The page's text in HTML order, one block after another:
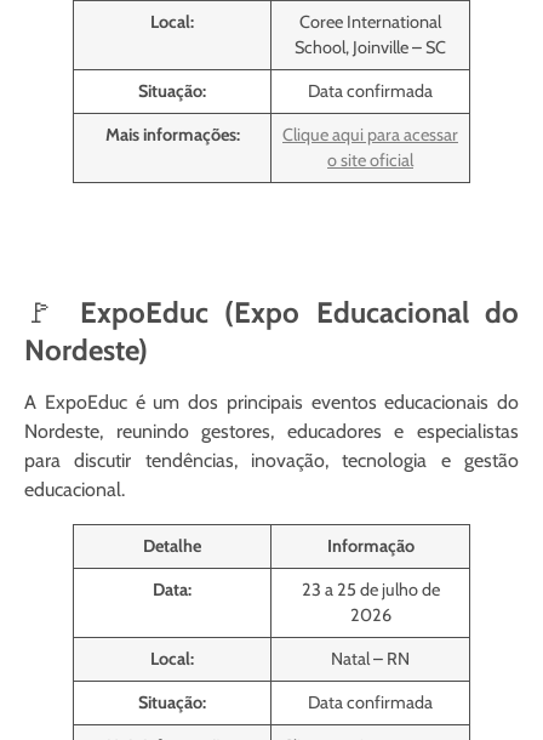
Local:
Coree International
School, Joinville – SC
Situação:
Data confirmada
Mais informações:
Clique aqui para acessar
o site oficial
🚩 ExpoEduc (Expo Educacional do
Nordeste)
A ExpoEduc é um dos principais eventos educacionais do
Nordeste, reunindo gestores, educadores e especialistas
para discutir tendências, inovação, tecnologia e gestão
educacional.
Detalhe
Informação
Data:
23 a 25 de julho de
2026
Local:
Natal – RN
Situação:
Data confirmada